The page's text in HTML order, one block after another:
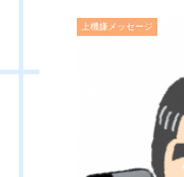
上機嫌メッセージ